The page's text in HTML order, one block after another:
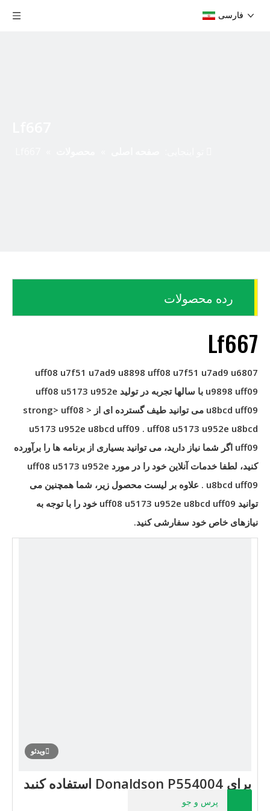
فارسی
رده محصولات
Lf667
uff08 u7f51 u7ad9 u8898 uff08 u7f51 u7ad9 u6807
u9898 uff09 با سالها تجربه در تولید uff08 u5173 u952e
u8bcd uff09
می توانید طیف گسترده ای از < strong> uff08
u5173 u952e u8bcd uff09 . uff08 u5173 u952e u8bcd
uff09 اگر شما نیاز دارید، می توانید بسیاری از برنامه ها را برآورده
کنید، لطفا خدمات آنلاین خود را در مورد uff08 u5173 u952e
u8bcd uff09 . علاوه بر لیست محصول زیر، شما همچنین می
توانید uff08 u5173 u952e u8bcd uff09 خود را با توجه به
نیازهای خاص خود سفارشی کنید.
ویدئو
برای Donaldson P554004 استفاده کنید
پرس و جو